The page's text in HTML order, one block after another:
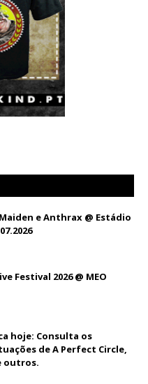
e Anthrax @ Estádio
Festival 2026 @ MEO
hoje: Consulta os
de A Perfect Circle,
outros.